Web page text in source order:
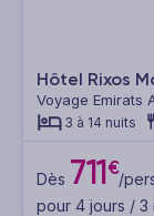
Hôtel Rixos
Voyage Emirats
3 à 14 nuits
Dès 711€/
pour 4 jours / 3